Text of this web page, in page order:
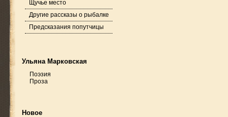
Щучье место
Другие рассказы о рыбалке
Предсказания попутчицы
Ульяна Марковская
Поэзия
Проза
Новое